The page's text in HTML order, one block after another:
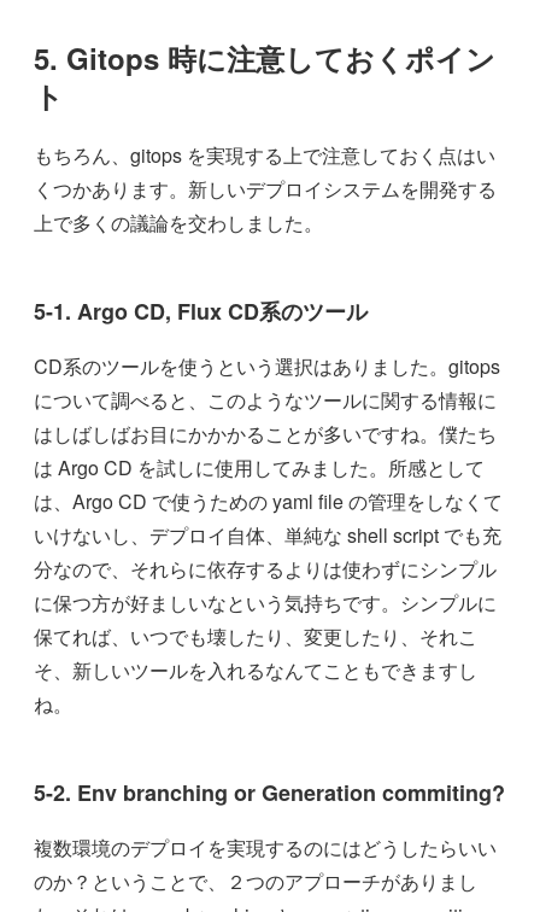
5. Gitops 時に注意しておくポイン
ト
もちろん、gitops を実現する上で注意しておく点はい
くつかあります。新しいデプロイシステムを開発する
上で多くの議論を交わしました。
5-1. Argo CD, Flux CD系のツール
CD系のツールを使うという選択はありました。gitops
について調べると、このようなツールに関する情報に
はしばしばお目にかかかることが多いですね。僕たち
は Argo CD を試しに使用してみました。所感として
は、Argo CD で使うための yaml file の管理をしなくて
いけないし、デプロイ自体、単純な shell script でも充
分なので、それらに依存するよりは使わずにシンプル
に保つ方が好ましいなという気持ちです。シンプルに
保てれば、いつでも壊したり、変更したり、それこ
そ、新しいツールを入れるなんてこともできますし
ね。
5-2. Env branching or Generation commiting?
複数環境のデプロイを実現するのにはどうしたらいい
のか？ということで、２つのアプローチがありまし